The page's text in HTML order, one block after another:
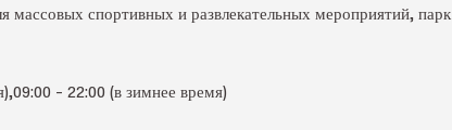
спортивных и развлекательных мероприятий, парк
– 22:00 (в зимнее время)